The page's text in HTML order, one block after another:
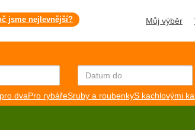
jsme nejlevnější? Můj výběr
dvaPro rybářeSruby a roubenkyS kachlovými